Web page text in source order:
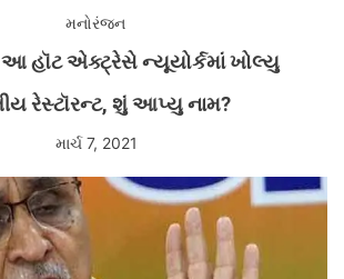
મનોરંજન
આ હૉટ એક્ટ્રેસે ન્યૂયોર્કમાં ખોલ્યુ
રેસ્ટૉરન્ટ, શું આપ્યુ નામ?
માર્ચ 7, 2021